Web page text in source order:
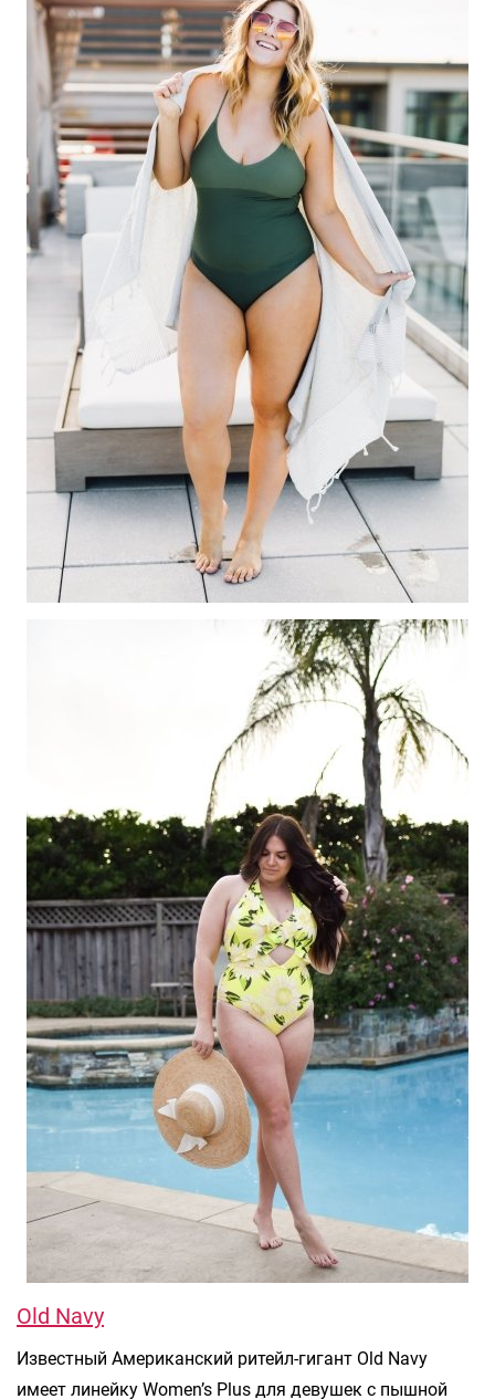
Old Navy
Известный Американский ритейл-гигант Old Navy
имеет линейку Women’s Plus для девушек с пышной